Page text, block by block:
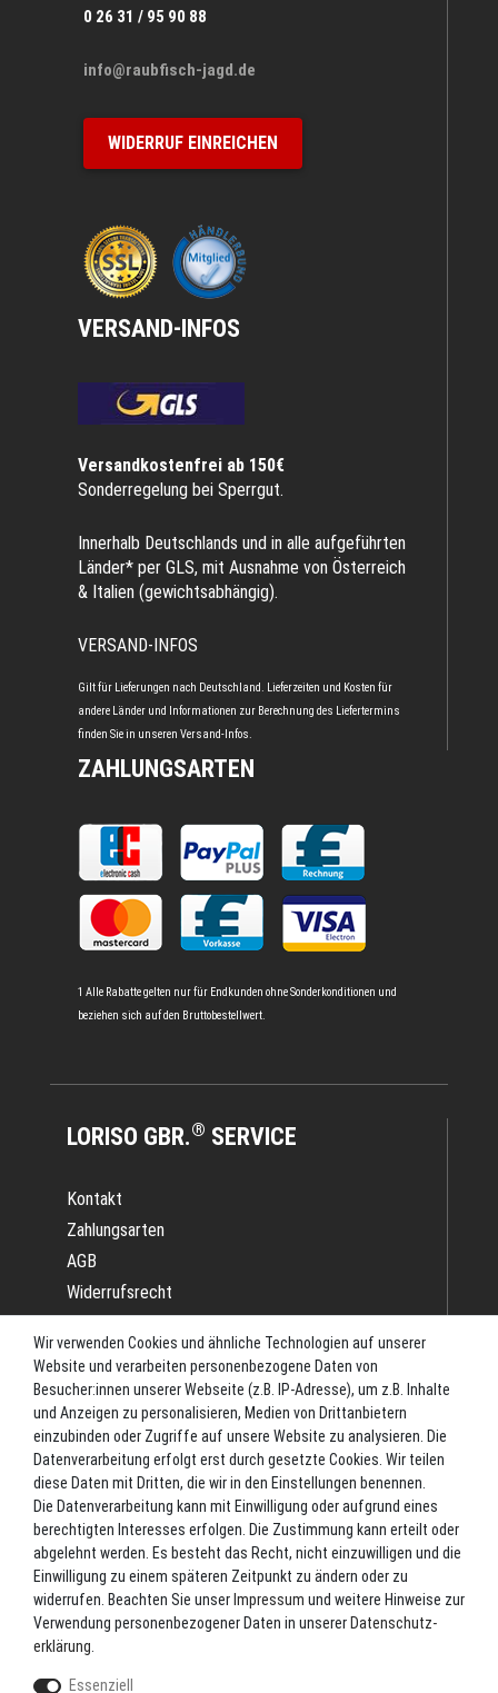
0 26 31 / 95 90 88
info@raubfisch-jagd.de
WIDERRUF EINREICHEN
VERSAND-INFOS
Versandkostenfrei ab 150€
Sonderregelung bei Sperrgut.
Innerhalb Deutschlands und in alle aufgeführten
Länder* per GLS, mit Ausnahme von Österreich
& Italien (gewichtsabhängig).
VERSAND-INFOS
Gilt für Lieferungen nach Deutschland. Lieferzeiten und Kosten für
andere Länder und Informationen zur Berechnung des Liefertermins
finden Sie in unseren Versand-Infos
ZAHLUNGSARTEN
1 Alle Rabatte gelten nur für Endkunden ohne Sonderkonditionen und
beziehen sich auf den Bruttobestellwert.
LORISO GBR.® SERVICE
Kontakt
Zahlungsarten
AGB
Widerrufsrecht
Impressum
Datenschutz
Batterieverordnung
Versand
Blog
TOP-KATEGORIEN
Angel-Rollen
Angel-Zubehör
Bekleidung
Camping
Wir verwenden Cookies und ähnliche Technologien auf unserer
Website und verarbeiten personenbezogene Daten von
Besucher:innen unserer Webseite (z.B. IP-Adresse), um z.B. Inhalte
und Anzeigen zu personalisieren, Medien von Drittanbietern
einzubinden oder Zugriffe auf unsere Website zu analysieren. Die
Datenverarbeitung erfolgt erst durch gesetzte Cookies. Wir teilen
diese Daten mit Dritten, die wir in den Einstellungen benennen.
Die Datenverarbeitung kann mit Einwilligung oder aufgrund eines
berechtigten Interesses erfolgen. Die Zustimmung kann erteilt oder
abgelehnt werden. Es besteht das Recht, nicht einzuwilligen und die
Einwilligung zu einem späteren Zeitpunkt zu ändern oder zu
widerrufen. Beachten Sie unser Impressum und weitere Hinweise zur
Verwendung personenbezogener Daten in unserer Daten­schutz­
erklärung
Essenziell